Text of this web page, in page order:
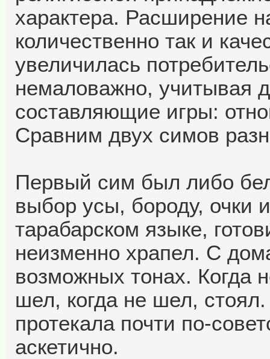
характера. Расширение
количественно так и
увеличилась
немаловажно, учитывая
составляющие игры:
Сравним двух симов
Первый сим был либо
выбор усы, бороду, очки
тарабарском языке,
неизменно храпел. С
возможных тонах. Когда
шел, когда не шел,
протекала почти по-
аскетично.